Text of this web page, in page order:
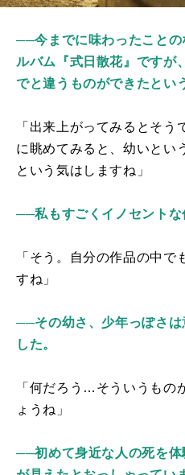
──今までに味わったこと
ルバム『式日散花』ですが
でと違うものができたとい
「出来上がってみるとそ
に眺めてみると、幼いとい
という気はしますね」
──私もすごくイノセントな
「そう。自分の作品の中で
すね」
──その幼さ、少年っぽさは
した。
「何だろう…そういうもの
ょうね」
──初めて身近な人の死を